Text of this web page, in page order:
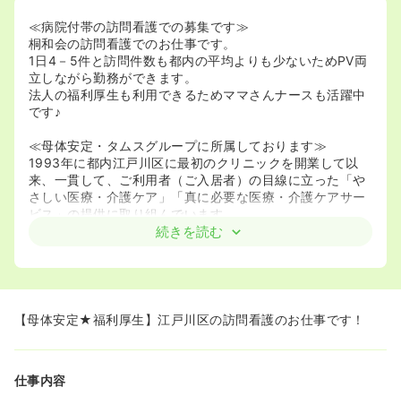
≪病院付帯の訪問看護での募集です≫
桐和会の訪問看護でのお仕事です。
1日4－5件と訪問件数も都内の平均よりも少ないためPV両
立しながら勤務ができます。
法人の福利厚生も利用できるためママさんナースも活躍中
です♪
≪母体安定・タムスグループに所属しております≫
1993年に都内江戸川区に最初のクリニックを開業して以
来、一貫して、ご利用者（ご入居者）の目線に立った「や
さしい医療・介護ケア」「真に必要な医療・介護ケアサー
ビス」の提供に取り組んでいます。
現在は、東京・埼玉・千葉エリアを中心に病院、クリニッ
ループホーム、訪問看護、保育園など約80の施設を運営し
ち外国人スタッフ260名活躍しております。
≪オン・オフがしっかりできる職場です♪≫
制を整えています。
続きを読む
【母体安定★福利厚生】江戸川区の訪問看護のお仕事です！
仕事内容